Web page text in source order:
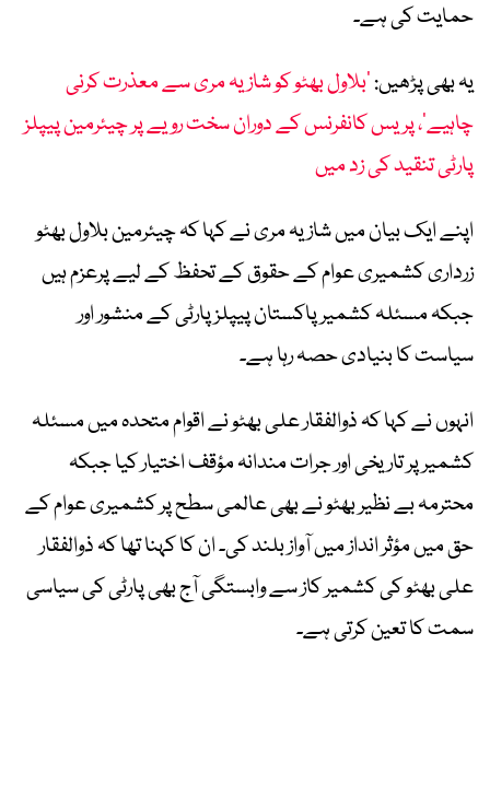
حمایت کی ہے۔
یہ بھی پڑھیں:’بلاول بھٹو کو شازیہ مری سے معذرت کرنی
چاہیے‘، پریس کانفرنس کے دوران سخت رویے پر چیئرمین پیپلز
پارٹی تنقید کی زد میں
اپنے ایک بیان میں شازیہ مری نے کہا کہ چیئرمین بلاول بھٹو
زرداری کشمیری عوام کے حقوق کے تحفظ کے لیے پرعزم ہیں
جبکہ مسئلہ کشمیر پاکستان پیپلز پارٹی کے منشور اور
سیاست کا بنیادی حصہ رہا ہے۔
انہوں نے کہا کہ ذوالفقار علی بھٹو نے اقوام متحدہ میں مسئلہ
کشمیر پر تاریخی اور جرات مندانہ مؤقف اختیار کیا جبکہ
محترمہ بے نظیر بھٹو نے بھی عالمی سطح پر کشمیری عوام کے
حق میں مؤثر انداز میں آواز بلند کی۔ ان کا کہنا تھا کہ ذوالفقار
علی بھٹو کی کشمیر کاز سے وابستگی آج بھی پارٹی کی سیاسی
سمت کا تعین کرتی ہے۔